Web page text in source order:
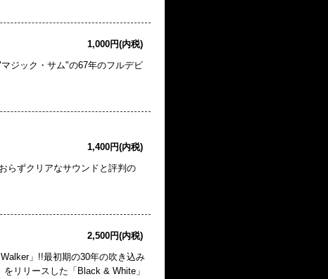
1,000円(内税)
ジック・サム"の67年のフルデビ
1,400円(内税)
らずクリアなサウンドと評判の
2,500円(内税)
」!!最初期の30年の吹き込み
リリースした「Black & White」